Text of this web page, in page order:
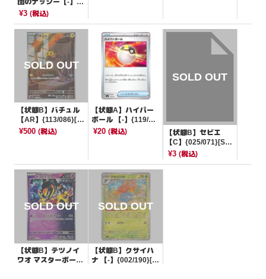
62/193}[M2a]
¥3 (税込)
【状態B】バチュル
【AR】{113/086}[S
V11W]
¥500 (税込)
【状態A】ハイパー
ボール 【-】{119/13
9}[SVD]
¥20(税込)
【状態B】セビエ
【C】{025/071}[SV
2P]
¥3 (税込)
【状態B】テツノイ
ワオ マスターボール
【状態B】クサイハ
ナ 【-】{002/190}[S